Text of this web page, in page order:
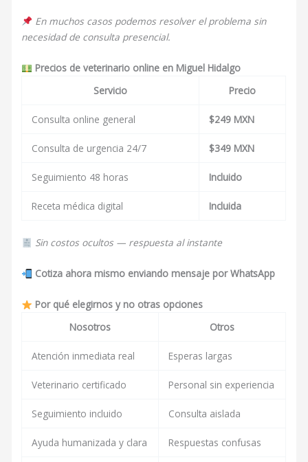
En muchos casos podemos resolver el problema sin
necesidad de consulta presencial.
Precios de veterinario online en Miguel Hidalgo
Servicio
Precio
Consulta online general $249 MXN
Consulta de urgencia 24/7 $349 MXN
Seguimiento 48 horas Incluido
Receta médica digital Incluida
Sin costos ocultos — respuesta al instante
Cotiza ahora mismo enviando mensaje por WhatsApp
Por qué elegirnos y no otras opciones
Nosotros
Otros
Atención inmediata real Esperas largas
Veterinario certificado Personal sin experiencia
Seguimiento incluido Consulta aislada
Ayuda humanizada y clara Respuestas confusas